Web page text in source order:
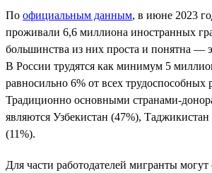
По официальным данным, в июне 2023
проживали 6,6 миллиона иностранных
большинства из них проста и понятна —
В России трудятся как минимум 5
равносильно 6% от всех трудоспособных
Традиционно основными странами-
являются Узбекистан (47%),
(11%).
Для части работодателей мигранты